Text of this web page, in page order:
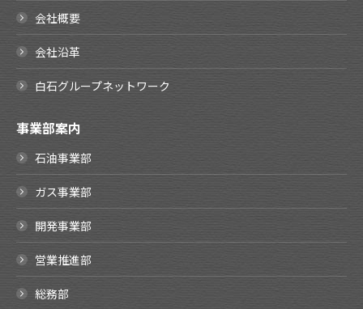
会社概要
会社沿革
白石グループネットワーク
事業部案内
石油事業部
ガス事業部
開発事業部
営業推進部
総務部